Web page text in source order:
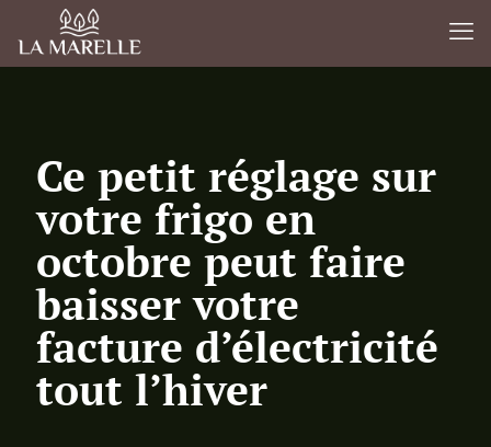
Ce petit réglage sur
votre frigo en
octobre peut faire
baisser votre
facture d’électricité
tout l’hiver